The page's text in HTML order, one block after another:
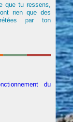
que tu ressens,
rien que des
par ton
du